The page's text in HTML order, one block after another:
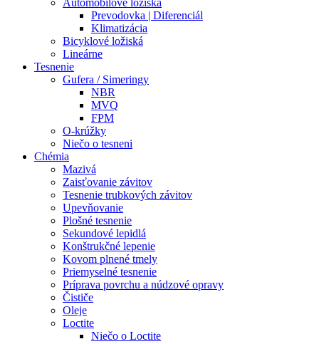
Automobilové ložiská
Prevodovka | Diferenciál
Klimatizácia
Bicyklové ložiská
Lineárne
Tesnenie
Gufera / Simeringy
NBR
MVQ
FPM
O-krúžky
Niečo o tesneni
Chémia
Mazivá
Zaisťovanie závitov
Tesnenie trubkových závitov
Upevňovanie
Plošné tesnenie
Sekundové lepidlá
Konštrukčné lepenie
Kovom plnené tmely
Priemyselné tesnenie
Príprava povrchu a núdzové opravy
Čističe
Oleje
Loctite
Niečo o Loctite